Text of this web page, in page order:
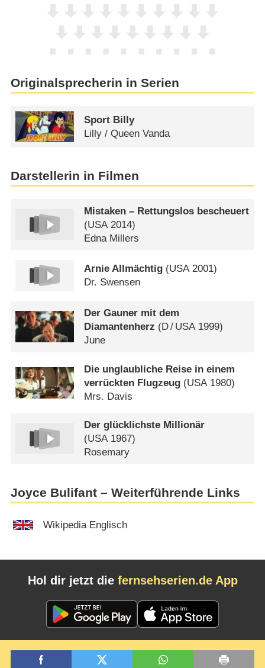
Originalsprecherin in Serien
Sport Billy
Lilly /​ Queen Vanda
Darstellerin in Filmen
Mistaken – Rettungslos bescheuert
(USA 2014)
Edna Millers
Arnie Allmächtig (USA2001)
Dr. Swensen
Der Gauner mit dem
Diamantenherz (D/ USA1999)
June
Die unglaubliche Reise in einem
verrückten Flugzeug (USA 1980)
Mrs. Davis
Der glücklichste Millionär
(USA1967)
Rosemary
Joyce Bulifant – Weiterführende Links
Wikipedia Englisch
Hol dir jetzt die fernsehserien.de App